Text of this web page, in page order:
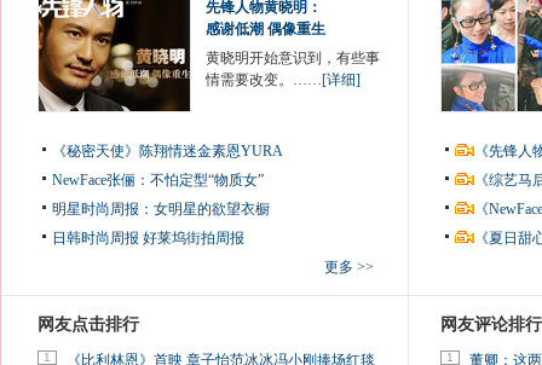
先锋人物黄晓明：
感谢低潮 偶像重生
黄晓明开始意识到，有些事
情需要改变。……[详细]
《秘密天使》陈翔情迷金素恩YURA
NewFace张俪：不怕定型“物质女”
明星时尚周报：女明星的欲望衣橱
日韩时尚周报 好莱坞街拍周报
更多 >>
《先锋
《综艺
《
《夏日
网友点击排行
1 《比利林恩》首映 章子怡范冰冰冯小刚捧场红毯
网友评论排行
1 董卿：这